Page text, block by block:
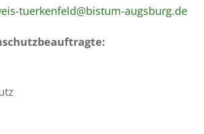
tuerkenfeld@bistum-augsburg.de